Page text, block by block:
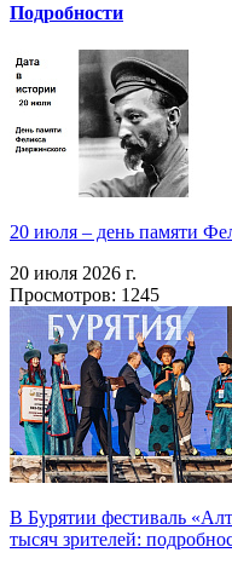
Подробности
20 июля – день памяти
20 июля 2026 г.
Просмотров: 1245
В Бурятии фестиваль
тысяч зрителей: